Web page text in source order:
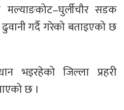
मल्याङकोट–घुर्लीचौर सडक
गर्दै गरेको बताइएको छ
भइरहेको जिल्ला प्रहरी
छ ।